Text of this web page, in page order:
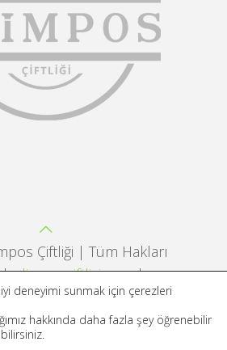
Çiftliği | Tüm Hakları
|olimposciftligi.com|
byAnd Dreams Digital
deneyimi sunmak için çerezleri
hakkında daha fazla şey öğrenebilir